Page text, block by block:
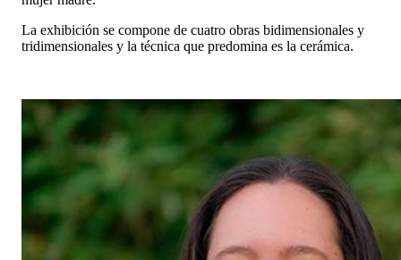
La exhibición se compone de cuatro obras bidimensionales y
tridimensionales y la técnica que predomina es la cerámica.